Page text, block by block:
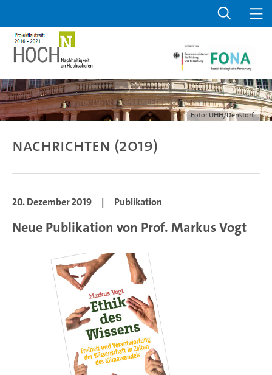
Foto: UHH/Denstorf
Nachrichten (2019)
20. Dezember 2019 | Publikation
Neue Publikation von Prof. Markus Vogt